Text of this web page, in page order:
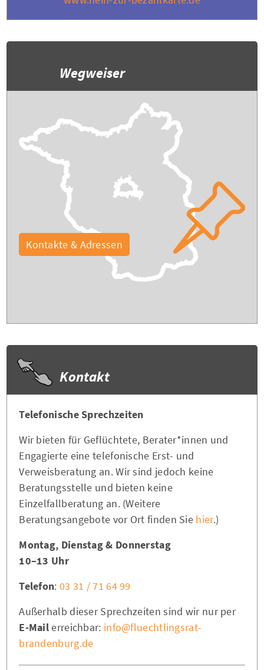
Wegweiser
Kontakte & Adressen
Kontakt
Telefonische Sprechzeiten
Wir bieten für Geflüchtete, Berater*innen und
Engagierte eine telefonische Erst- und
Verweisberatung an. Wir sind jedoch keine
Beratungsstelle und bieten keine
Einzelfallberatung an. (Weitere
Beratungsangebote vor Ort finden Sie hier.)
Montag, Dienstag & Donnerstag
10–13 Uhr
Telefon: 03 31 / 71 64 99
Außerhalb dieser Sprechzeiten sind wir nur per
E-Mailerreichbar: info@fluechtlingsrat-
brandenburg.de